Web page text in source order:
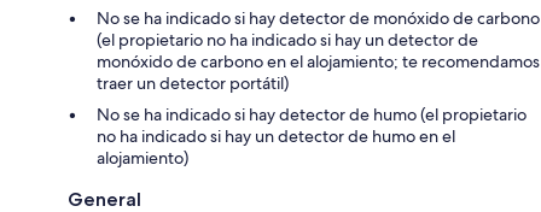
No se ha indicado si hay detector de monóxido de carbono
(el propietario no ha indicado si hay un detector de
monóxido de carbono en el alojamiento; te recomendamos
traer un detector portátil)
No se ha indicado si hay detector de humo (el propietario
no ha indicado si hay un detector de humo en el
alojamiento)
General